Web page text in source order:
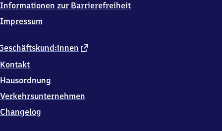
externer
Kontakt
Hausordnung
Verkehrsunternehmen
Changelog
Informationen zur Barrierefreiheit
Impressum